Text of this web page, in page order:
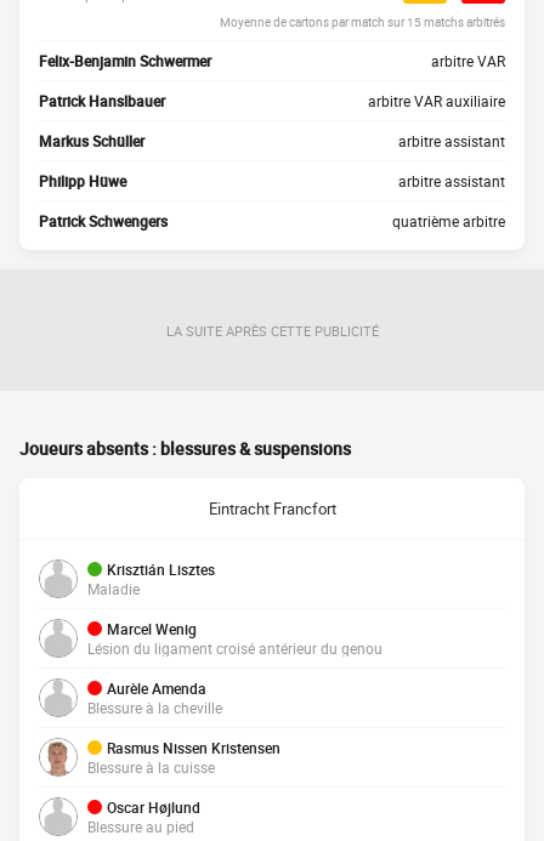
Moyenne de cartons par match sur 15 matchs arbitrés
Felix-Benjamin Schwermer arbitre VAR
Patrick Hanslbauer arbitre VAR auxiliaire
Markus Schüller arbitre assistant
Philipp Hüwe arbitre assistant
Patrick Schwengers quatrième arbitre
LA SUITE APRÈS CETTE PUBLICITÉ
Joueurs absents : blessures & suspensions
Eintracht Francfort
Krisztián Lisztes
Maladie
Marcel Wenig
Lésion du ligament croisé antérieur du genou
Aurèle Amenda
Blessure à la cheville
Rasmus Nissen Kristensen
Blessure à la cuisse
Oscar Højlund
Blessure au pied